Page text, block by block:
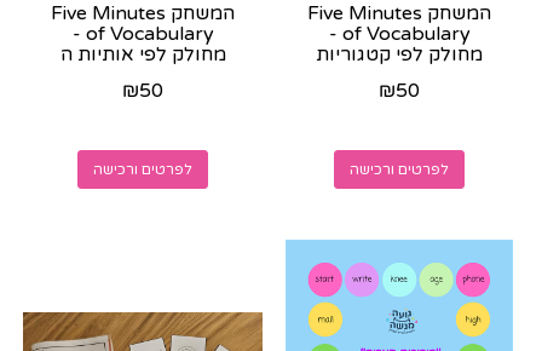
המשחק Five Minutes
of Vocabulary -
מחולק לפי קטגוריות
להדפסה
₪50
לפרטים ורכישה
המשחק Five Minutes
of Vocabulary -
מחולק לפי אותיות ה
להדפסה
₪50
לפרטים ורכישה